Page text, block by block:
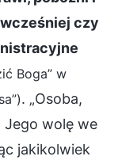
czy
Boga” w
. „Osoba,
Jego wolę we
jakikolwiek